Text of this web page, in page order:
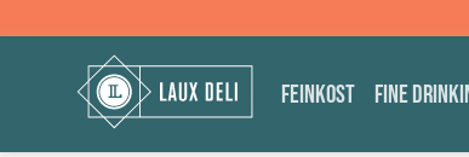
FEINKOST FINE